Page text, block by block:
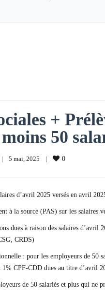
+
50
| 5 mai, 2025 | 0
d’avril 2025 versés en avril
à la source (PAS) sur les salaires
dues à raison des salaires
CRDS)
: pour les employeurs de 50
CPF-CDD dues au titre d’avril
de 50 salariés et plus qui